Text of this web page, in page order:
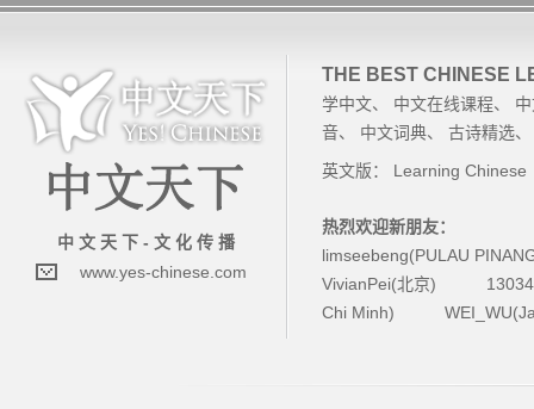
中 文 天 下 - 文 化 传 播
www.yes-chinese.com
THE BEST CHINESE
学中文、 中文在线课程、
音、 中文词典、 古诗精选
英文版： Learning Chinese
热烈欢迎新朋友：
limseebeng(PULAU
VivianPei(北京)
Chi Minh)